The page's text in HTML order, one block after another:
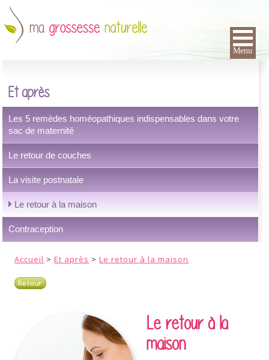
Et après
Les 5 remèdes homéopathiques indispensables dans votre
sac de maternité
Le retour de couches
La visite postnatale
Le retour à la maison
Contraception
Accueil >Et après >Le retour à la maison
Retour
Le retour à la
maison
Menu